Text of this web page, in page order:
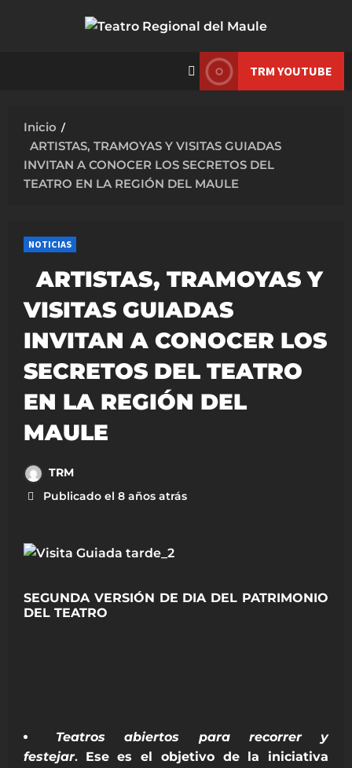
TRM YOUTUBE
Inicio
ARTISTAS, TRAMOYAS Y VISITAS GUIADAS
INVITAN A CONOCER LOS SECRETOS DEL
TEATRO EN LA REGIÓN DEL MAULE
NOTICIAS
ARTISTAS, TRAMOYAS Y
VISITAS GUIADAS
INVITAN A CONOCER LOS
SECRETOS DEL TEATRO
EN LA REGIÓN DEL
MAULE
TRM
Publicado el 8 años atrás
SEGUNDA VERSIÓN DE DIA DEL PATRIMONIO
DEL TEATRO
Teatros abiertos para recorrer y
festejar. Ese es el objetivo de la iniciativa